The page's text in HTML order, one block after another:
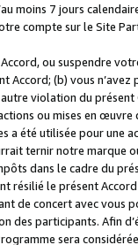
moins 7 jours
compte sur le Site
ou suspendre
Accord; (b) vous
violation du
ou mises en
a été utilisée pour une
ternir notre marque
dans le cadre du
résilié le présent
de concert avec vous
des participants. Afin
sera